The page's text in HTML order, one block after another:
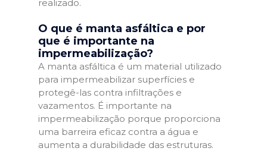
realizado.
O que é manta asfáltica e por
que é importante na
impermeabilização?
A manta asfáltica é um material utilizado
para impermeabilizar superfícies e
protegê-las contra infiltrações e
vazamentos. É importante na
impermeabilização porque proporciona
uma barreira eficaz contra a água e
aumenta a durabilidade das estruturas.